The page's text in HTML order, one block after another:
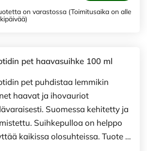
on varastossa (Toimitusaika on alle
pet haavasuihke 100 ml
pet puhdistaa lemmikin
haavat ja ihovauriot
Suomessa kehitetty ja
Suihkepulloa on helppo
kaikissa olosuhteissa. Tuote …